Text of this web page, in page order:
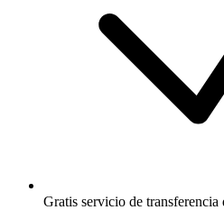
Gratis servicio de transferencia